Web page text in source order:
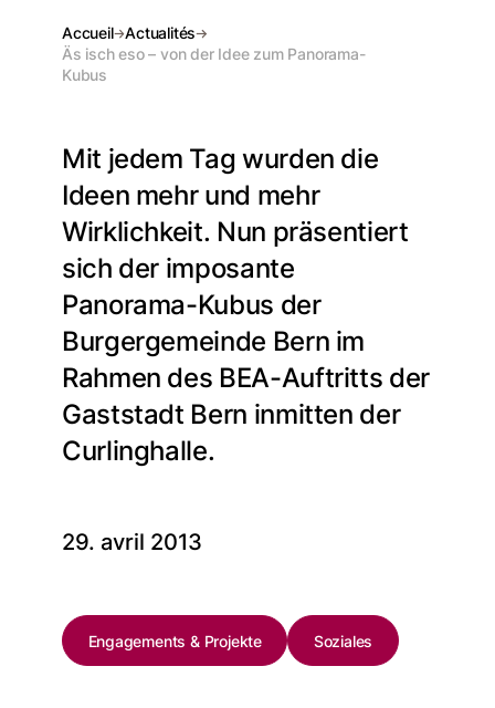
Accueil
Actualités
Äs isch eso – von der Idee zum Panorama-
Kubus
Mit jedem Tag wurden die
Ideen mehr und mehr
Wirklichkeit. Nun präsentiert
sich der imposante
Panorama-Kubus der
Burgergemeinde Bern im
Rahmen des BEA-Auftritts der
Gaststadt Bern inmitten der
Curlinghalle.
29. avril 2013
Engagements & Projekte Soziales